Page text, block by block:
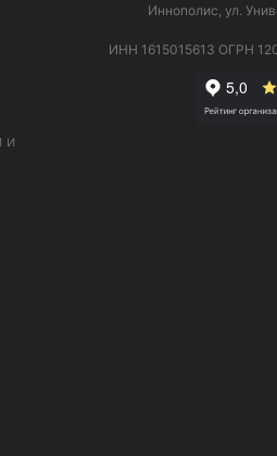
и
Иннополис, ул.
ИНН 1615015613 ОГРН